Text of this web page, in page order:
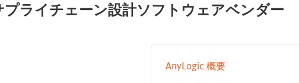
ライチェーン設計ソフトウェアベンダー
AnyLogic 概要